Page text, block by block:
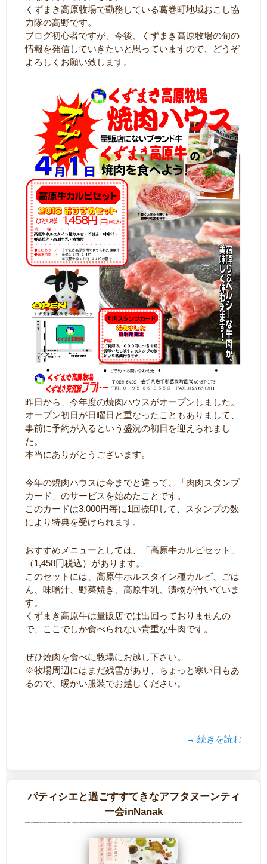
くずまき高原牧場で勤務している葛巻町地域おこし協
力隊の高野です。
ブログ初心者ですが、今後、くずまき高原牧場の旬の
情報を発信していきたいと思っていますので、どうぞ
よろしくお願い致します。
昨日から、今年度の焼肉ハウスがオープンしました。
オープン初日が日曜日と重なったこともありまして、
事前に予約が入るという盛況の初日を迎えられまし
た。
本当にありがとうございます。
今年の焼肉ハウスは今までと違って、「肉肉スタンプ
カード」のサービスを始めたことです。
このカードは3,000円毎に1回捺印して、スタンプの数
により特典を受けられます。
おすすめメニューとしては、「高原牛カルビセット」
（1,458円税込）があります。
このセットには、高原牛ホルスタイン種カルビ、ごは
ん、味噌汁、野菜焼き、高原牛乳、漬物が付いていま
す。
くずまき高原牛は量販店では出回っておりませんの
で、ここでしか食べられない貴重な牛肉です。
ぜひ焼肉を食べに牧場にお越し下さい。
※牧場周辺にはまだ残雪があり、ちょっと寒い日もあ
るので、暖かい服装でお越しください。
→ 続きを読む
パティシエと過ごすすてきなアフタヌーンティ
ー会inNanak